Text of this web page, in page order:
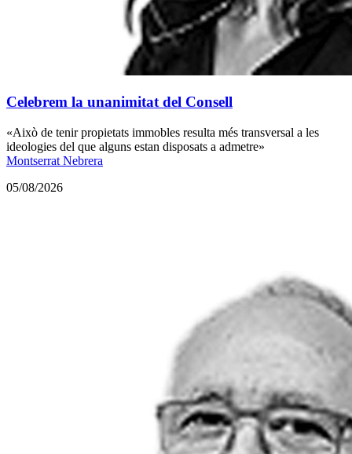
Celebrem la unanimitat del Consell
«Això de tenir propietats immobles resulta més transversal a les
ideologies del que alguns estan disposats a admetre»
Montserrat Nebrera
05/08/2026